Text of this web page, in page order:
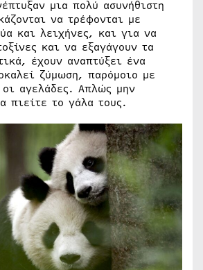
μια πολύ ασυνήθιστη
να τρέφονται με
και λειχήνες, και για να
και να εξαγάγουν τα
έχουν αναπτύξει ένα
ζύμωση, παρόμοιο με
αγελάδες. Απλώς μην
πιείτε το γάλα τους.